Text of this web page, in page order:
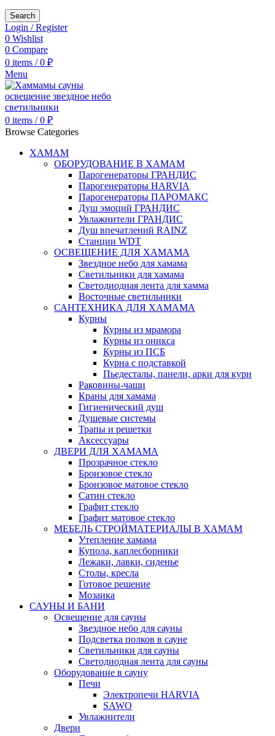
Search
Login / Register
0 Wishlist
0 Compare
0 items / 0 ₽
Menu
0 items / 0 ₽
Browse Categories
ХАМАМ
ОБОРУДОВАНИЕ В ХАМАМ
Парогенераторы ГРАНДИС
Парогенераторы HARVIA
Парогенераторы ПАРОМАКС
Душ эмоций ГРАНДИС
Увлажнители ГРАНДИС
Душ впечатлений RAINZ
Станции WDT
ОСВЕЩЕНИЕ ДЛЯ ХАМАМА
Звездное небо для хамама
Светильники для хамама
Светодиодная лента для хамма
Восточные светильники
САНТЕХНИКА ДЛЯ ХАМАМА
Курны
Курны из мрамора
Курны из оникса
Курны из ПСБ
Курна с подставкой
Пьедесталы, панели, арки для курн
Раковины-чаши
Краны для хамама
Гигиенический душ
Душевые системы
Трапы и решетки
Аксессуары
ДВЕРИ ДЛЯ ХАМАМА
Прозрачное стекло
Бронзовое стекло
Бронзовое матовое стекло
Сатин стекло
Графит стекло
Графит матовое стекло
МЕБЕЛЬ СТРОЙМАТЕРИАЛЫ В ХАМАМ
Утепление хамама
Купола, каплесборники
Лежаки, лавки, сиденье
Столы, кресла
Готовое решение
Мозаика
САУНЫ И БАНИ
Освещение для сауны
Звездное небо для сауны
Подсветка полков в сауне
Светильники для сауны
Светодиодная лента для сауны
Оборудование в сауну
Печи
Электропечи HARVIA
SAWO
Увлажнители
Двери